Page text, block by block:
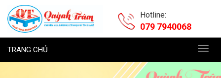
Hotline:
079 7940068
TRANG CHỦ